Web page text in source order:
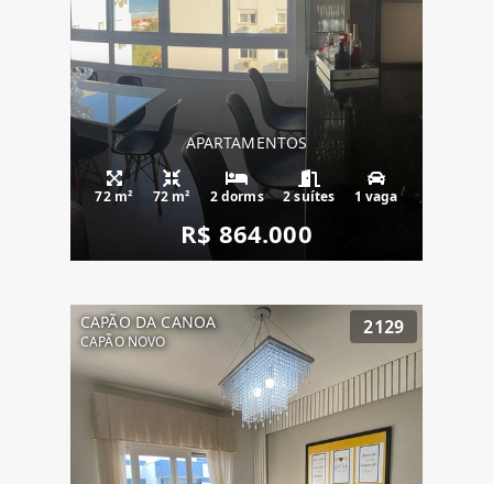
APARTAMENTOS
72 m² 72 m² 2 dorms 2 suítes 1 vaga
R$ 864.000
CAPÃO DA CANOA
CAPÃO NOVO
2129